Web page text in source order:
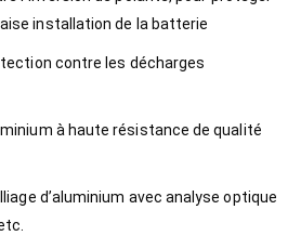
installation de la batterie
contre les décharges
à haute résistance de qualité
d’aluminium avec analyse optique